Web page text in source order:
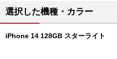
選択した機種・カラー
iPhone 14 128GB スターライト